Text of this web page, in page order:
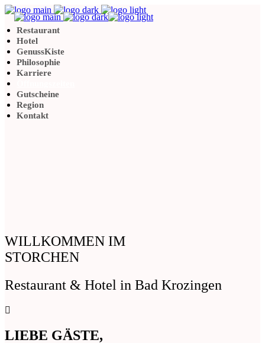
Restaurant
Hotel
GenussKiste
Philosophie
Karriere
Gutscheine
Region
Kontakt
WILLKOMMEN IM
STORCHEN
Restaurant & Hotel in Bad Krozingen
LIEBE GÄSTE,